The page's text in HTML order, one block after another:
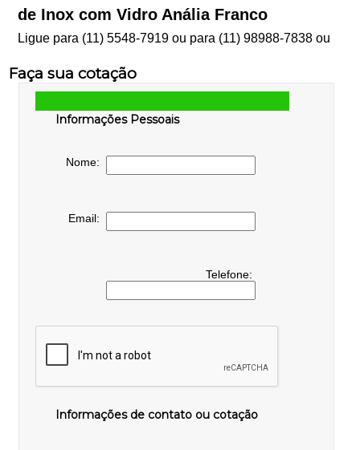
de Inox com Vidro Anália Franco
Ligue para (11) 5548-7919ou para (11) 98988-7838ou
Faça sua cotação
Informações Pessoais
Nome:
Email:
Telefone:
Informações de contato ou cotação